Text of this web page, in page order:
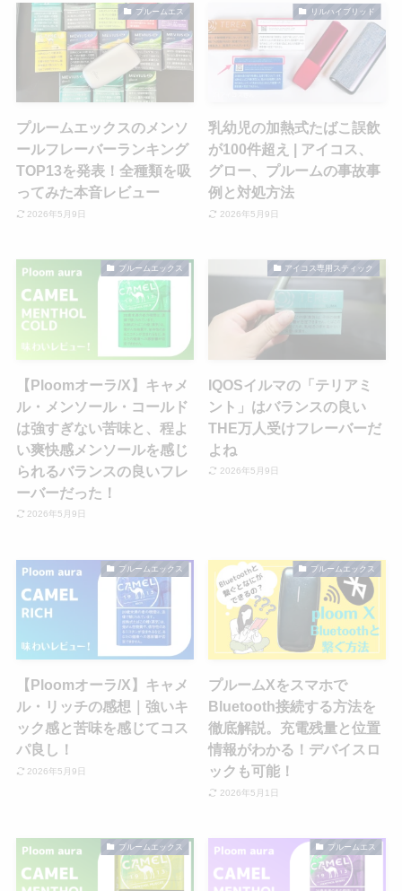
プルームエス
プルームエックスのメンソ
ールフレーバーランキング
TOP13を発表！全種類を吸
ってみた本音レビュー
2026年5月9日
リルハイブリッド
乳幼児の加熱式たばこ誤飲
が100件超え | アイコス、
グロー、プルームの事故事
例と対処方法
2026年5月9日
プルームエックス
【Ploomオーラ/X】キャメ
ル・メンソール・コールド
は強すぎない苦味と、程よ
い爽快感メンソールを感じ
られるバランスの良いフレ
ーバーだった！
2026年5月9日
アイコス専用スティック
IQOSイルマの「テリアミ
ント」はバランスの良い
THE万人受けフレーバーだ
よね
2026年5月9日
プルームエックス
【Ploomオーラ/X】キャメ
ル・リッチの感想｜強いキ
ック感と苦味を感じてコス
パ良し！
2026年5月9日
プルームエックス
プルームXをスマホで
Bluetooth接続する方法を
徹底解説。充電残量と位置
情報がわかる！デバイスロ
ックも可能！
2026年5月1日
プルームエックス プルームエス